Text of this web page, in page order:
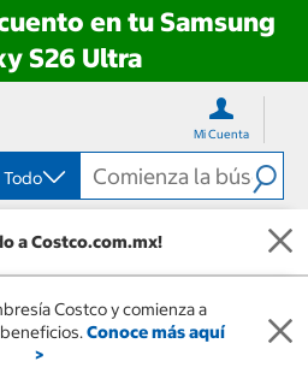
en tu Samsung
S26 Ultra
Mi Cuenta
Todo
a Costco.com.mx!
Costco y comienza a
Conoce más aquí
>